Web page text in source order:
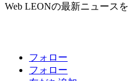
Web LEONの最新ニュース
フォロー
フォロー